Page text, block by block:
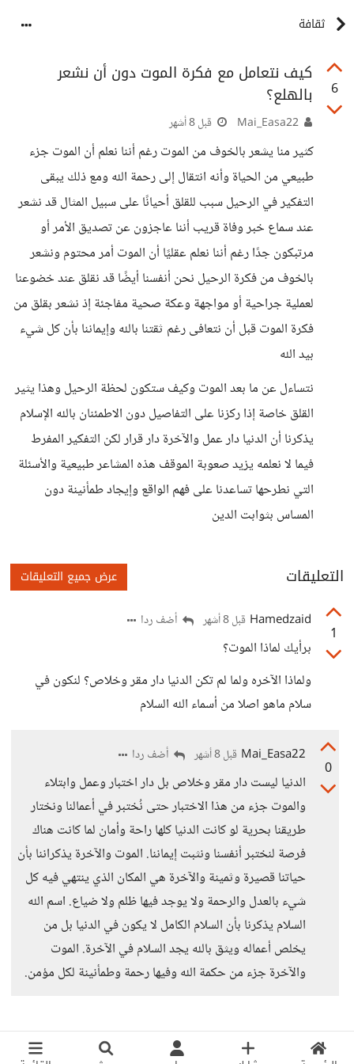
ثقافة
6
كيف نتعامل مع فكرة الموت دون أن نشعر
بالهلع؟
قبل 8 أشهر
كثير منا يشعر بالخوف من الموت رغم أننا نعلم أن الموت جزء
طبيعي من الحياة وأنه انتقال إلى رحمة الله ومع ذلك يبقى
التفكير في الرحيل سبب للقلق أحيانًا على سبيل المثال قد نشعر
عند سماع خبر وفاة قريب أننا عاجزون عن تصديق الأمر أو
مرتبكون جدًا رغم أننا نعلم عقليًا أن الموت أمر محتوم ونشعر
بالخوف من فكرة الرحيل نحن أنفسنا أيضًا قد نقلق عند خضوعنا
لعملية جراحية أو مواجهة وعكة صحية مفاجئة إذ نشعر بقلق من
فكرة الموت قبل أن نتعافى رغم ثقتنا بالله وإيماننا بأن كل شيء
بيد الله
نتساءل عن ما بعد الموت وكيف ستكون لحظة الرحيل وهذا يثير
القلق خاصة إذا ركزنا على التفاصيل دون الاطمئنان بالله الإسلام
يذكرنا أن الدنيا دار عمل والآخرة دار قرار لكن التفكير المفرط
فيما لا نعلمه يزيد صعوبة الموقف هذه المشاعر طبيعية والأسئلة
التي نطرحها تساعدنا على فهم الواقع وإيجاد طمأنينة دون
المساس بثوابت الدين
التعليقات عرض جميع التعليقات
1
Hamedzaid قبل 8 أشهر أضف ردا
برأيك لماذا الموت؟
ولماذا الآخره ولما لم تكن الدنيا دار مقر وخلاص؟ لنكون في
سلام ماهو اصلا من أسماء الله السلام
0
Mai_Easa22 قبل 8 أشهر أضف ردا
الدنيا ليست دار مقر وخلاص بل دار اختبار وعمل وابتلاء
والموت جزء من هذا الاختبار حتى نُختبر في أعمالنا ونختار
طريقنا بحرية لو كانت الدنيا كلها راحة وأمان لما كانت هناك
فرصة لنختبر أنفسنا ونثبت إيماننا. الموت والآخرة يذكراننا بأن
حياتنا قصيرة وثمينة والآخرة هي المكان الذي ينتهي فيه كل
شيء بالعدل والرحمة ولا يوجد فيها ظلم ولا ضياع. اسم الله
السلام يذكرنا بأن السلام الكامل لا يكون في الدنيا بل من
يخلص أعماله ويثق بالله يجد السلام في الآخرة. الموت
والآخرة جزء من حكمة الله وفيها رحمة وطمأنينة لكل مؤمن.